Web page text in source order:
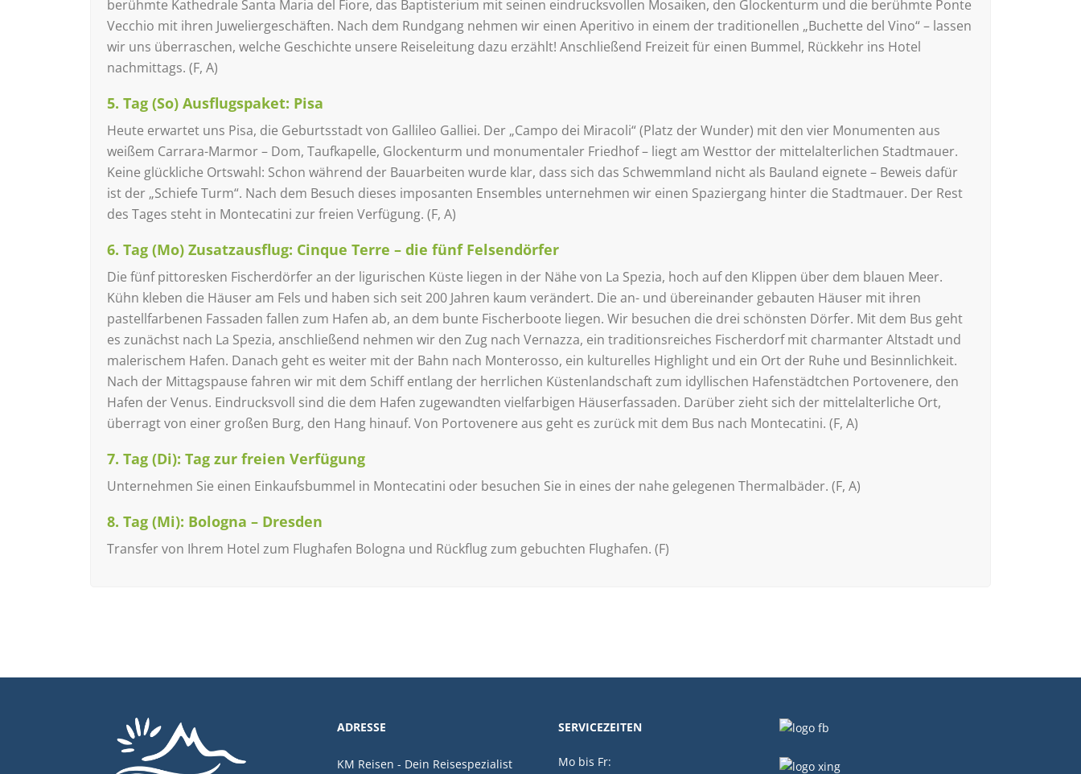
berühmte Kathedrale Santa Maria del Fiore, das Baptisterium mit seinen eindrucksvollen Mosaiken, den Glockenturm und die berühmte Ponte
Vecchio mit ihren Juweliergeschäften. Nach dem Rundgang nehmen wir einen Aperitivo in einem der traditionellen „Buchette del Vino“ – lassen
wir uns überraschen, welche Geschichte unsere Reiseleitung dazu erzählt! Anschließend Freizeit für einen Bummel, Rückkehr ins Hotel
nachmittags. (F, A)
5. Tag (So) Ausflugspaket: Pisa
Heute erwartet uns Pisa, die Geburtsstadt von Gallileo Galliei. Der „Campo dei Miracoli“ (Platz der Wunder) mit den vier Monumenten aus
weißem Carrara-Marmor – Dom, Taufkapelle, Glockenturm und monumentaler Friedhof – liegt am Westtor der mittelalterlichen Stadtmauer.
Keine glückliche Ortswahl: Schon während der Bauarbeiten wurde klar, dass sich das Schwemmland nicht als Bauland eignete – Beweis dafür
ist der „Schiefe Turm“. Nach dem Besuch dieses imposanten Ensembles unternehmen wir einen Spaziergang hinter die Stadtmauer. Der Rest
des Tages steht in Montecatini zur freien Verfügung. (F, A)
6. Tag (Mo) Zusatzausflug: Cinque Terre – die fünf Felsendörfer
Die fünf pittoresken Fischerdörfer an der ligurischen Küste liegen in der Nähe von La Spezia, hoch auf den Klippen über dem blauen Meer.
Kühn kle­ben die Häuser am Fels und haben sich seit 200 Jahren kaum verändert. Die an- und übereinander gebauten Häuser mit ihren
pastellfarbenen Fassaden fallen zum Hafen ab, an dem bunte Fischerboote liegen. Wir besuchen die drei schönsten Dörfer. Mit dem Bus geht
es zunächst nach La Spezia, anschließend nehmen wir den Zug nach Vernazza, ein traditionsreiches Fischerdorf mit charmanter Altstadt und
malerischem Hafen. Danach geht es weiter mit der Bahn nach Monterosso, ein kulturelles Highlight und ein Ort der Ruhe und Besinnlichkeit.
Nach der Mittagspause fahren wir mit dem Schiff entlang der herrlichen Küstenlandschaft zum idyllischen Hafenstädtchen Portovenere, den
Hafen der Venus. Eindrucksvoll sind die dem Hafen zugewandten vielfarbigen Häuserfassaden. Darüber zieht sich der mittelalterliche Ort,
überragt von einer großen Burg, den Hang hinauf. Von Portovenere aus geht es zurück mit dem Bus nach Montecatini. (F, A)
7. Tag (Di): Tag zur freien Verfügung
Unternehmen Sie einen Einkaufsbummel in Montecatini oder besuchen Sie in eines der nahe gelegenen Thermalbäder. (F, A)
8. Tag (Mi): Bologna – Dresden
Transfer von Ihrem Hotel zum Flughafen Bologna und Rückflug zum gebuchten Flughafen. (F)
ADRESSE
KM Reisen - Dein Reisespezialist
SERVICEZEITEN
Mo bis Fr: